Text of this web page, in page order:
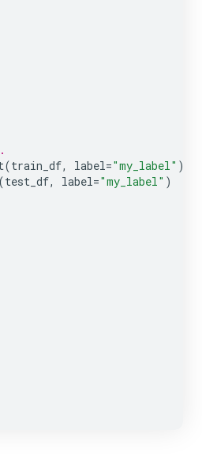
(train_df, label="my_label" )
(test_df, label="my_label" )